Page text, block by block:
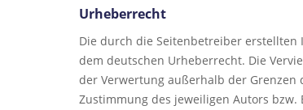
Urheberrecht
Die durch die Seitenbetreiber
dem deutschen Urheberrecht. Die
der Verwertung außerhalb der
Zustimmung des jeweiligen Autors